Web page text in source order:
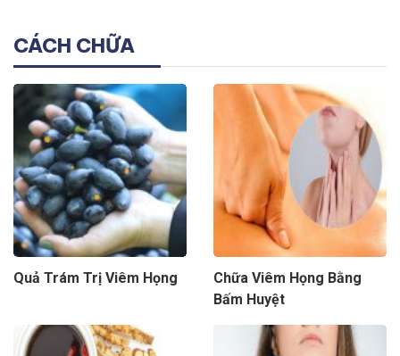
CÁCH CHỮA
Quả Trám Trị Viêm Họng
Chữa Viêm Họng Bằng
Bấm Huyệt